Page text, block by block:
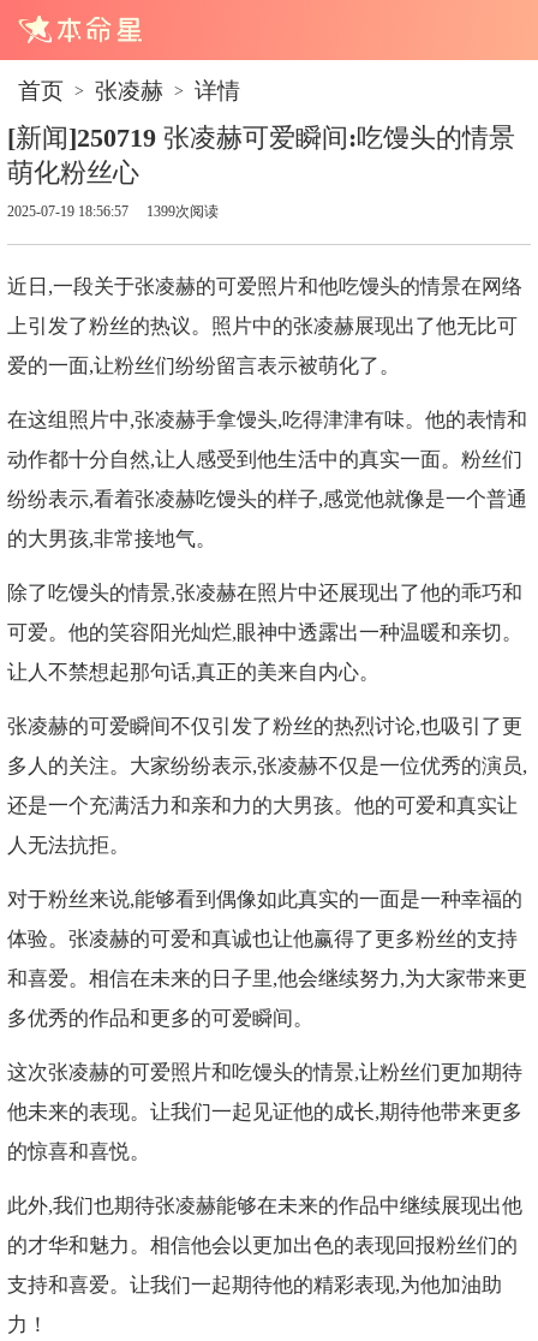
首页 > 张凌赫 > 详情
[新闻]250719 张凌赫可爱瞬间:吃馒头的情景
萌化粉丝心
2025-07-19 18:56:57 1399次阅读
近日,一段关于张凌赫的可爱照片和他吃馒头的情景在网络
上引发了粉丝的热议。照片中的张凌赫展现出了他无比可
爱的一面,让粉丝们纷纷留言表示被萌化了。
在这组照片中,张凌赫手拿馒头,吃得津津有味。他的表情和
动作都十分自然,让人感受到他生活中的真实一面。粉丝们
纷纷表示,看着张凌赫吃馒头的样子,感觉他就像是一个普通
的大男孩,非常接地气。
除了吃馒头的情景,张凌赫在照片中还展现出了他的乖巧和
可爱。他的笑容阳光灿烂,眼神中透露出一种温暖和亲切。
让人不禁想起那句话,真正的美来自内心。
张凌赫的可爱瞬间不仅引发了粉丝的热烈讨论,也吸引了更
多人的关注。大家纷纷表示,张凌赫不仅是一位优秀的演员,
还是一个充满活力和亲和力的大男孩。他的可爱和真实让
人无法抗拒。
对于粉丝来说,能够看到偶像如此真实的一面是一种幸福的
体验。张凌赫的可爱和真诚也让他赢得了更多粉丝的支持
和喜爱。相信在未来的日子里,他会继续努力,为大家带来更
多优秀的作品和更多的可爱瞬间。
这次张凌赫的可爱照片和吃馒头的情景,让粉丝们更加期待
他未来的表现。让我们一起见证他的成长,期待他带来更多
的惊喜和喜悦。
此外,我们也期待张凌赫能够在未来的作品中继续展现出他
的才华和魅力。相信他会以更加出色的表现回报粉丝们的
支持和喜爱。让我们一起期待他的精彩表现,为他加油助
力！